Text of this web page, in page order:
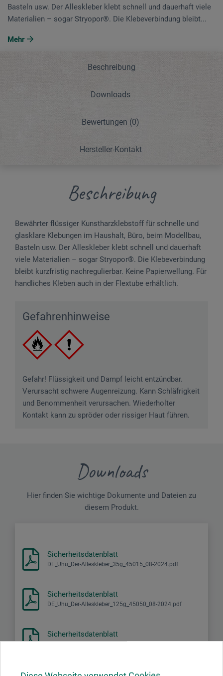
Basteln usw. Der Alleskleber klebt schnell und dauerhaft viele
Materialien – sogar Stryopor®. Die Klebeverbindung bleibt...
Mehr
Beschreibung
Downloads
Bewertungen (0)
Hersteller-Kontakt
Beschreibung
Bewährter flüssiger Kunstharzklebstoff für schnelle und
glasklare Klebungen im Haushalt, Büro, beim Modellbau,
Basteln usw. Der Alleskleber klebt schnell und dauerhaft
viele Materialien – sogar Stryopor®. Die Klebeverbindung
bleibt kurzfristig nachregulierbar. Keine Papierwellung. Für
handliches Kleben auch in der Flextube erhältlich.
Gefahrenhinweise
Gefahr! Flüssigkeit und Dampf leicht entzündbar.
Verursacht schwere Augenreizung. Kann Schläfrigkeit
und Benommenheit verursachen. Wiederholter
Kontakt kann zu spröder oder rissiger Haut führen.
Downloads
Hier finden Sie wichtige Dokumente und Dateien zu
diesem Produkt.
Sicherheitsdatenblatt
DE_Uhu_Der-Alleskleber_35g_45015_08-2024.pdf
Sicherheitsdatenblatt
DE_Uhu_Der-Alleskleber_125g_45050_08-2024.pdf
Sicherheitsdatenblatt
DE_Uhu_Der-Alleskleber_Flextube_692_08-2024.pdf